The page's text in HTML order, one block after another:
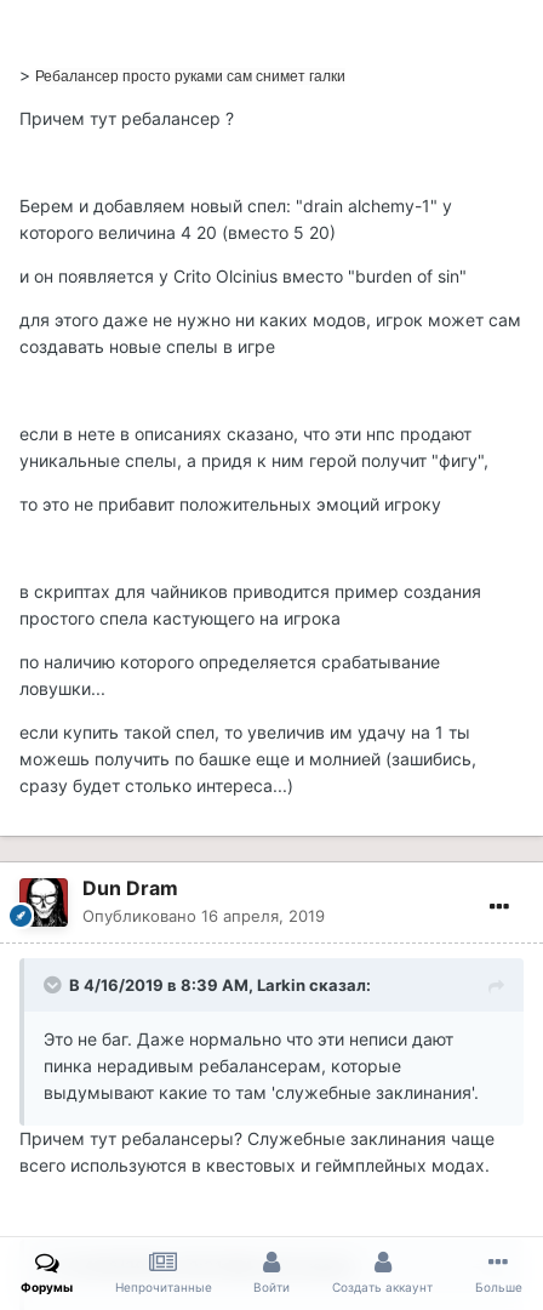
> Ребалансер просто руками сам снимет галки
Причем тут ребалансер ?
Берем и добавляем новый спел: "drain alchemy-1" у
которого величина 4 20 (вместо 5 20)
и он появляется у Crito Olcinius вместо "burden of sin"
для этого даже не нужно ни каких модов, игрок может сам
создавать новые спелы в игре
если в нете в описаниях сказано, что эти нпс продают
уникальные спелы, а придя к ним герой получит "фигу",
то это не прибавит положительных эмоций игроку
в скриптах для чайников приводится пример создания
простого спела кастующего на игрока
по наличию которого определяется срабатывание
ловушки...
если купить такой спел, то увеличив им удачу на 1 ты
можешь получить по башке еще и молнией (зашибись,
сразу будет столько интереса...)
Dun Dram
Опубликовано 16 апреля, 2019
В 4/16/2019 в 8:39 AM, Larkin сказал:
Это не баг. Даже нормально что эти неписи дают
пинка нерадивым ребалансерам, которые
выдумывают какие то там 'служебные заклинания'.
Причем тут ребалансеры? Служебные заклинания чаще
всего используются в квестовых и геймплейных модах.
В 4/16/2019 в 10:31 AM, olol сказал:
Форумы Непрочитанные Войти Создать аккаунт Больше